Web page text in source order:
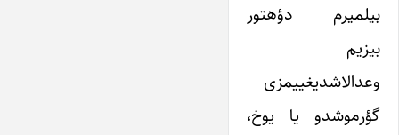
بیلمیرم دؤهتور
بیزیم
وعدالاشدیغییمزی
گؤرموشدو یا یوخ،